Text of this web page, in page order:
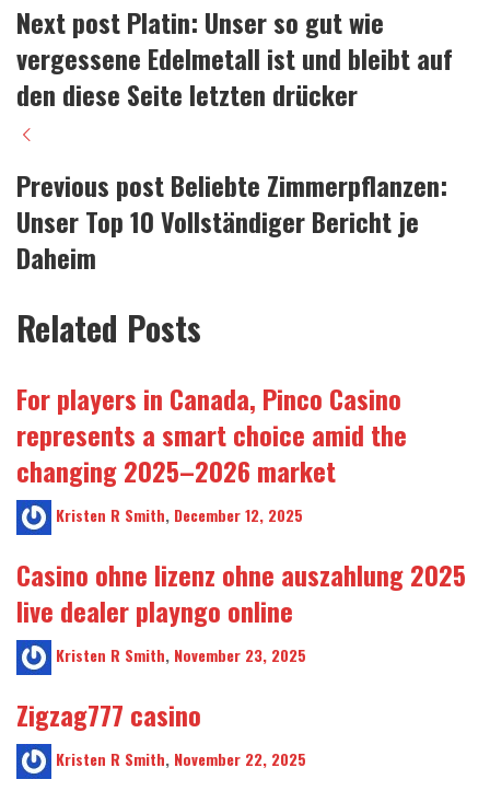
Next postPlatin: Unser so gut wie
vergessene Edelmetall ist und bleibt auf
den diese Seite letzten drücker
Previous postBeliebte Zimmerpflanzen:
Unser Top 10 Vollständiger Bericht je
Daheim
Related Posts
For players in Canada, Pinco Casino
represents a smart choice amid the
changing 2025–2026 market
Kristen R Smith, December 12, 2025
Casino ohne lizenz ohne auszahlung 2025
live dealer playngo online
Kristen R Smith, November 23, 2025
Zigzag777 casino
Kristen R Smith, November 22, 2025